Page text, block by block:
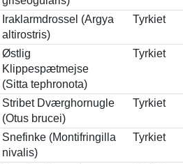
Iraklarmdrossel (Argya
altirostris)
Tyrkiet
Østlig
Klippespætmejse
(Sitta tephronota)
Tyrkiet
Stribet Dværghornugle
(Otus brucei)
Tyrkiet
Snefinke (Montifringilla
nivalis)
Tyrkiet